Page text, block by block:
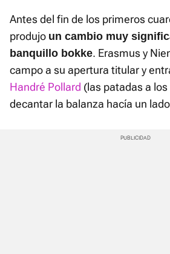
Antes del fin de los primeros
produjo un cambio muy
banquillo bokke. Erasmus y
campo a su apertura titular y
Handré Pollard (las patadas a
decantar la balanza hacía un